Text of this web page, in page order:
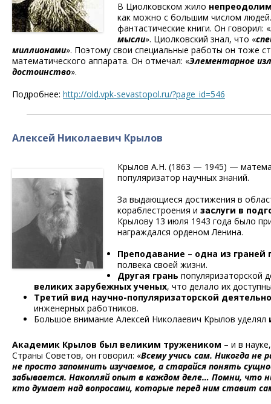
В Циолковском жило
как можно с большим числом
фантастические книги. Он говорил: «
мысли». Циолковский знал, что «
миллионами». Поэтому свои специальные работы он тоже
математического аппарата. Он отмечал: «Элементарное
достоинство».
Подробнее: http://old.vpk-sevastopol.ru/?page_id=546
Алексей Николаевич Крылов
Крылов А.Н. (1863 — 1945) —
популяризатор научных знаний.
За выдающиеся достижения в
кораблестроения и заслуги в
Крылову 13 июля 1943 года было
награждался орденом Ленина.
Преподавание – одна из
полвека своей жизни.
Другая грань популяризаторской
великих зарубежных ученых, что делало их
Третий вид научно-популяризаторской
инженерных работников.
Большое внимание Алексей Николаевич Крылов уделял
Академик Крылов был великим тружеником – и в
Страны Советов, он говорил: «Всему учись сам. Никогда
не просто запомнить изучаемое, а старайся понять
забывается. Накопляй опыт в каждом деле… Помни, что
кто думает над вопросами, которые перед ним ставит